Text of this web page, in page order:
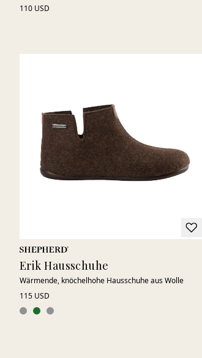
110 USD
Erik Hausschuhe
Wärmende, knöchelhohe Hausschuhe aus Wolle
115 USD